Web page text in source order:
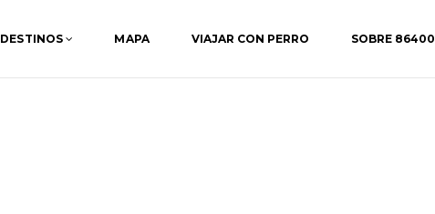
DESTINOS MAPA VIAJAR CON PERRO SOBRE 86400